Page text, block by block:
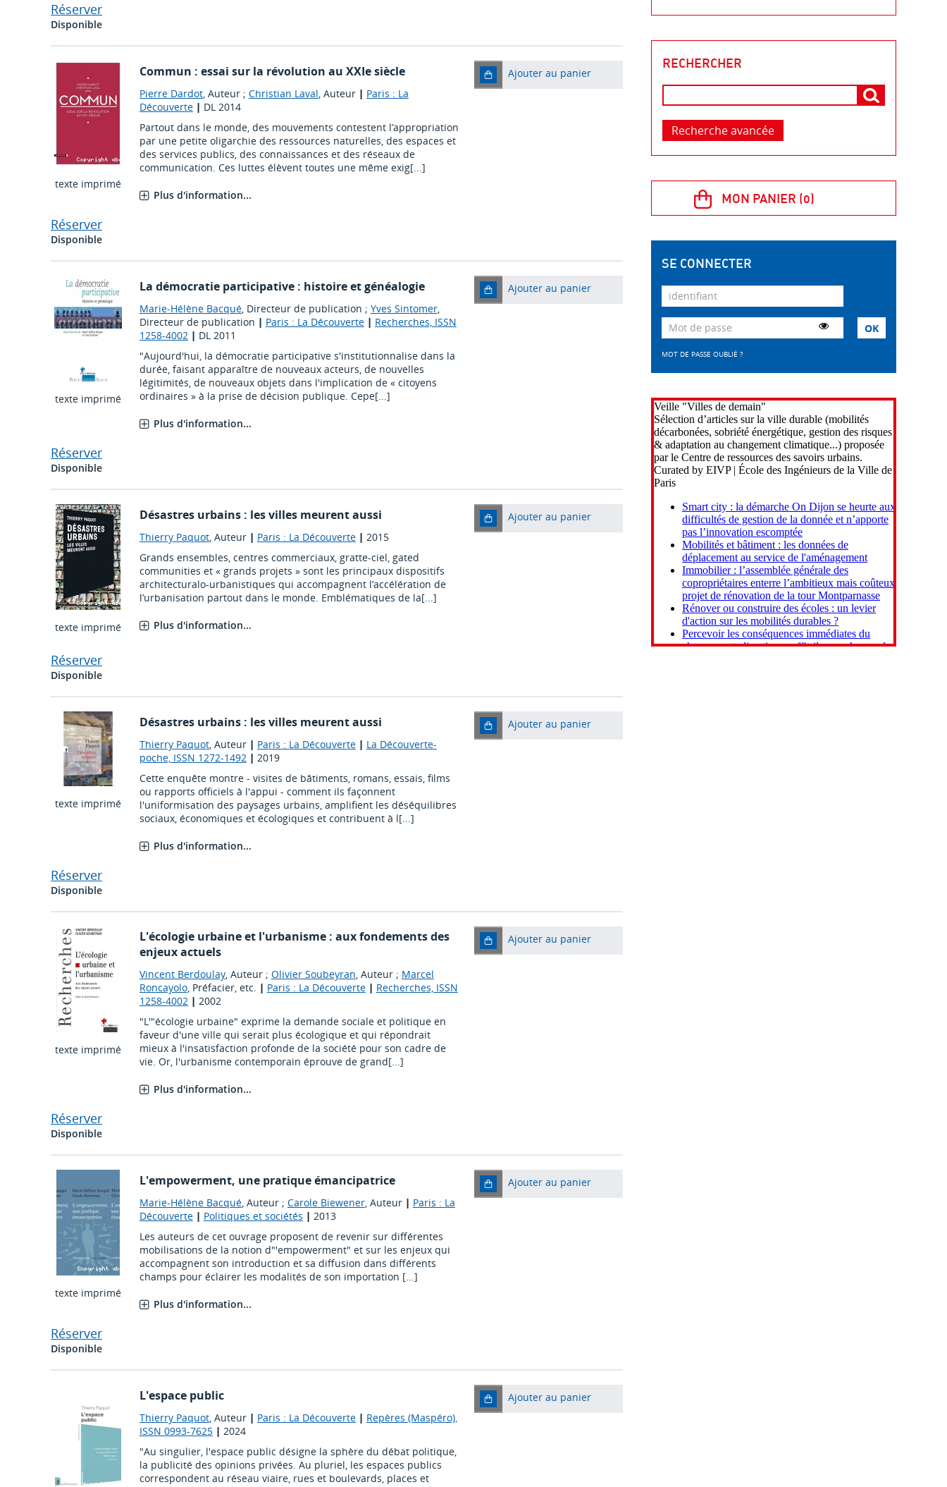
Réserver
Disponible
texte imprimé
Commun : essai sur la révolution au XXIe siècle
Pierre Dardot, Auteur ; Christian Laval, Auteur | Paris : La
Découverte| DL 2014
Partout dans le monde, des mouvements contestent l’appropriation
par une petite oligarchie des ressources naturelles, des espaces et
des services publics, des connaissances et des réseaux de
communication. Ces luttes élèvent toutes une même exig[...]
Plus d'information...
Ajouter au panier
Réserver
Disponible
texte imprimé
La démocratie participative : histoire et généalogie
Marie-Hélène Bacqué, Directeur de publication ; Yves Sintomer,
Directeur de publication | Paris : La Découverte| Recherches, ISSN
1258-4002| DL 2011
"Aujourd'hui, la démocratie participative s'institutionnalise dans la
durée, faisant apparaître de nouveaux acteurs, de nouvelles
légitimités, de nouveaux objets dans l'implication de « citoyens
ordinaires » à la prise de décision publique. Cepe[...]
Plus d'information...
Ajouter au panier
Réserver
Disponible
texte imprimé
Désastres urbains : les villes meurent aussi
Thierry Paquot, Auteur | Paris : La Découverte| 2015
Grands ensembles, centres commerciaux, gratte-ciel, gated
communities et « grands projets » sont les principaux dispositifs
architecturalo-urbanistiques qui accompagnent l’accélération de
l’urbanisation partout dans le monde. Emblématiques de la[...]
Plus d'information...
Ajouter au panier
Réserver
Disponible
texte imprimé
Désastres urbains : les villes meurent aussi
Thierry Paquot, Auteur | Paris : La Découverte| La Découverte-
poche, ISSN 1272-1492| 2019
Cette enquête montre - visites de bâtiments, romans, essais, films
ou rapports officiels à l'appui - comment ils façonnent
l'uniformisation des paysages urbains, amplifient les déséquilibres
sociaux, économiques et écologiques et contribuent à l[...]
Plus d'information...
Ajouter au panier
Réserver
Disponible
texte imprimé
L'écologie urbaine et l'urbanisme : aux fondements des
enjeux actuels
Vincent Berdoulay, Auteur ; Olivier Soubeyran, Auteur ; Marcel
Roncayolo, Préfacier, etc. | Paris : La Découverte| Recherches, ISSN
1258-4002| 2002
"L'"écologie urbaine" exprime la demande sociale et politique en
faveur d'une ville qui serait plus écologique et qui répondrait
mieux à l'insatisfaction profonde de la société pour son cadre de
vie. Or, l'urbanisme contemporain éprouve de grand[...]
Plus d'information...
Ajouter au panier
Réserver
Disponible
texte imprimé
L'empowerment, une pratique émancipatrice
Marie-Hélène Bacqué, Auteur ; Carole Biewener, Auteur | Paris : La
Découverte| Politiques et sociétés | 2013
Les auteurs de cet ouvrage proposent de revenir sur différentes
mobilisations de la notion d"'empowerment" et sur les enjeux qui
accompagnent son introduction et sa diffusion dans différents
champs pour éclairer les modalités de son importation [...]
Plus d'information...
Ajouter au panier
Réserver
Disponible
L'espace public
Thierry Paquot, Auteur | Paris : La Découverte| Repères (Maspéro),
ISSN 0993-7625| 2024
"Au singulier, l'espace public désigne la sphère du débat politique,
la publicité des opinions privées. Au pluriel, les espaces publics
correspondent au réseau viaire, rues et boulevards, places et
Ajouter au panier
RECHERCHER
Recherche avancée
SE CONNECTER
MOT DE PASSE OUBLIÉ ?